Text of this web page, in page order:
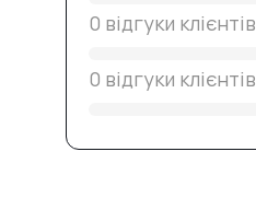
0 відгуки клієнтів
0 відгуки клієнтів